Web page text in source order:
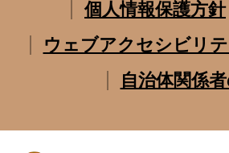
個人情報保護方針
ウェブアクセシビリ
自治体関係